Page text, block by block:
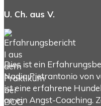
U. Ch. aus V.
Dies ist ein
Nadia Pietrantonio von
ist eine erfahrene
an ein Angst-Coaching.